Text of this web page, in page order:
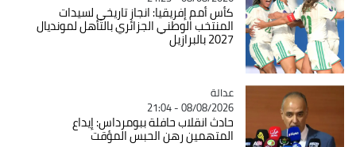
كأس أمم إفريقيا: انجاز تاريخي لسيدات
المنتخب الوطني الجزائري بالتأهل لمونديال
2027 بالبرازيل
Catégorie
عدالة
08/08/2026 - 21:04
حادث انقلاب حافلة ببومرداس: إيداع
المتهمين رهن الحبس المؤقت